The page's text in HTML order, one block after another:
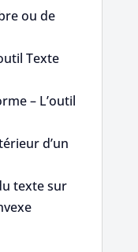
ou de
Texte
– L’outil
d’un
texte sur